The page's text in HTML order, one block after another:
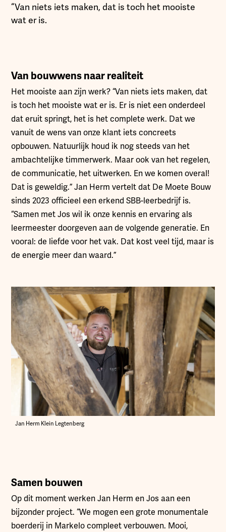
“Van niets iets maken, dat is toch het mooiste
wat er is.
Van bouwwens naar realiteit
Het mooiste aan zijn werk? “Van niets iets maken, dat
is toch het mooiste wat er is. Er is niet een onderdeel
dat eruit springt, het is het complete werk. Dat we
vanuit de wens van onze klant iets concreets
opbouwen. Natuurlijk houd ik nog steeds van het
ambachtelijke timmerwerk. Maar ook van het regelen,
de communicatie, het uitwerken. En we komen overal!
Dat is geweldig.” Jan Herm vertelt dat De Moete Bouw
sinds 2023 officieel een erkend SBB-leerbedrijf is.
“Samen met Jos wil ik onze kennis en ervaring als
leermeester doorgeven aan de volgende generatie. En
vooral: de liefde voor het vak. Dat kost veel tijd, maar is
de energie meer dan waard.”
Jan Herm Klein Legtenberg
Samen bouwen
Op dit moment werken Jan Herm en Jos aan een
bijzonder project. “We mogen een grote monumentale
boerderij in Markelo compleet verbouwen. Mooi,